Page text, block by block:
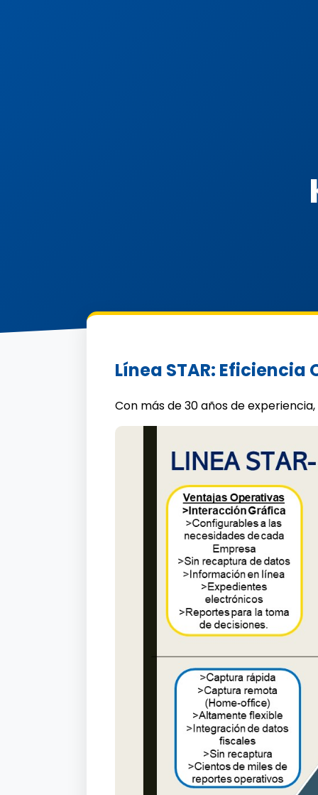
Línea STAR: Eficiencia
Con más de 30 años de